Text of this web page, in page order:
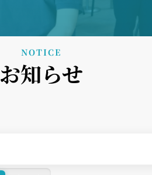
NOTICE
お知らせ